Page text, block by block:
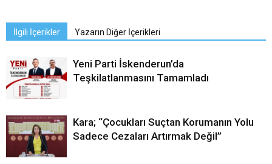
İlgili İçerikler Yazarın Diğer İçerikleri
Yeni Parti İskenderun’da
Teşkilatlanmasını Tamamladı
Kara; “Çocukları Suçtan Korumanın Yolu
Sadece Cezaları Artırmak Değil”